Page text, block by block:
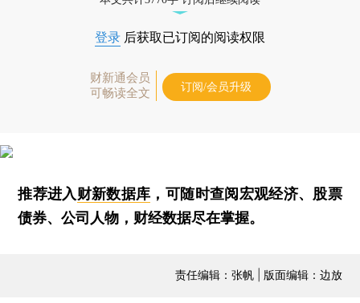
登录 后获取已订阅的阅读权限
财新通会员
可畅读全文
订阅/会员升级
推荐进入财新数据库 ，可随时查阅宏观经济、股票
债券、公司人物，财经数据尽在掌握。
责任编辑：张帆 | 版面编辑：边放